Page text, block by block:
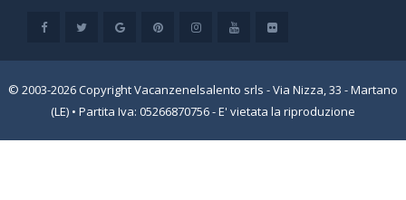
© 2003-2026 Copyright Vacanzenelsalento srls - Via Nizza, 33 - Martano
(LE) • Partita Iva: 05266870756 - E' vietata la riproduzione